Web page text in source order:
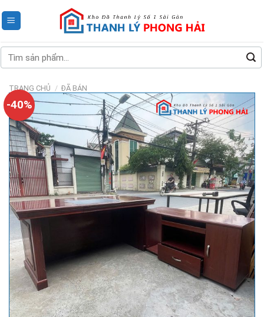
to
Tìm
kiếm:
TRANG CHỦ / ĐÃ BÁN
-40%